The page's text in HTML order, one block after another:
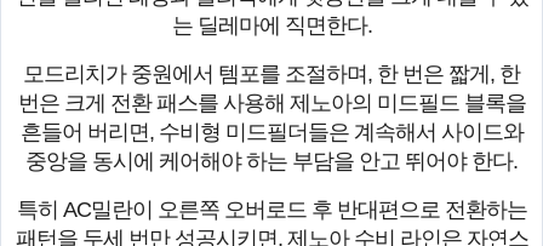
는 딜레마에 직면한다.
모드리치가 중원에서 템포를 조절하며, 한 번은 짧게, 한
번은 크게 전환 패스를 사용해 제노아의 미드필드 블록을
흔들어 버리면, 수비형 미드필더들은 계속해서 사이드와
중앙을 동시에 케어해야 하는 부담을 안고 뛰어야 한다.
특히 AC밀란이 오른쪽 오버로드 후 반대편으로 전환하는
패턴을 두세 번만 성공시키면, 제노아 수비 라인은 자연스